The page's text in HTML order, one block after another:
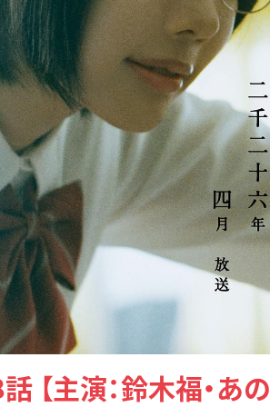
【主演：鈴木福・あの